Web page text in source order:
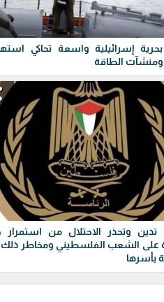
بحرية إسرائيلية واسعة تحاكي
ومنشآت الطاقة
تدين وتحذر الاحتلال من استمرار
على الشعب الفلسطيني ومخاطر
بأسرها